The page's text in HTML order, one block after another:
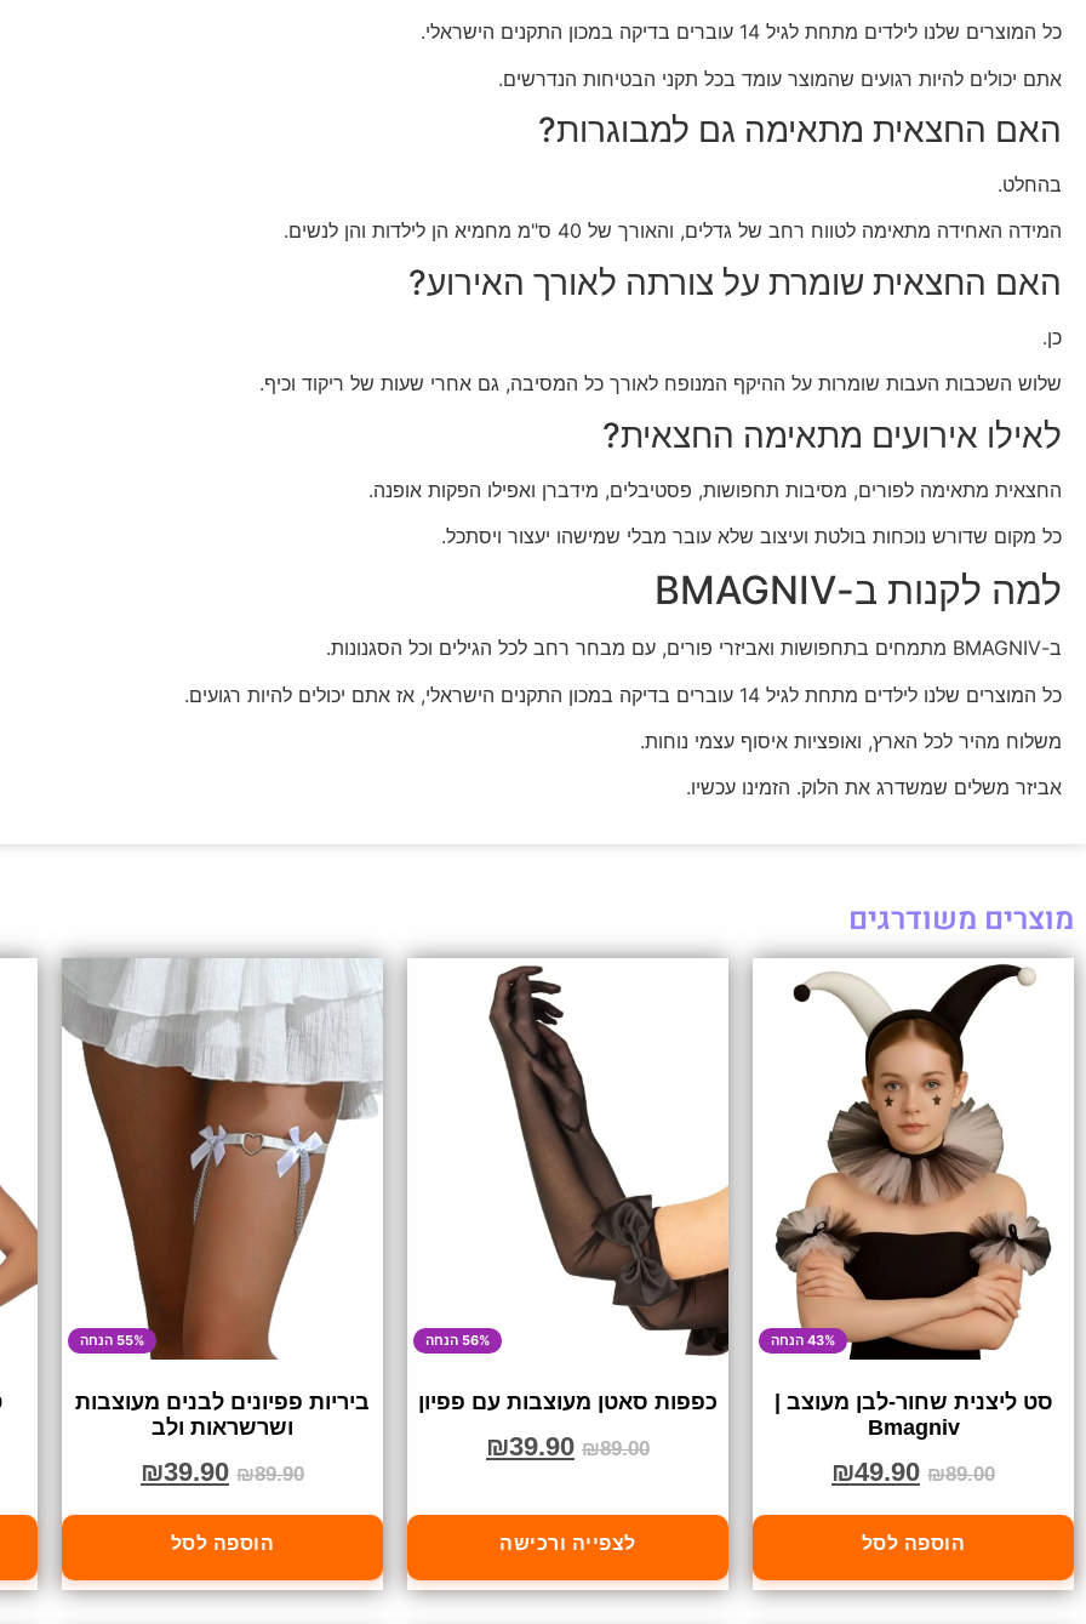
כל המוצרים שלנו לילדים מתחת לגיל 14 עוברים בדיקה במכון התקנים הישראלי.
אתם יכולים להיות רגועים שהמוצר עומד בכל תקני הבטיחות הנדרשים.
האם החצאית מתאימה גם למבוגרות?
בהחלט.
המידה האחידה מתאימה לטווח רחב של גדלים, והאורך של 40 ס"מ מחמיא הן לילדות והן לנשים.
האם החצאית שומרת על צורתה לאורך האירוע?
כן.
שלוש השכבות העבות שומרות על ההיקף המנופח לאורך כל המסיבה, גם אחרי שעות של ריקוד וכיף.
לאילו אירועים מתאימה החצאית?
החצאית מתאימה לפורים, מסיבות תחפושות, פסטיבלים, מידברן ואפילו הפקות אופנה.
כל מקום שדורש נוכחות בולטת ועיצוב שלא עובר מבלי שמישהו יעצור ויסתכל.
למה לקנות ב-BMAGNIV
ב-BMAGNIV מתמחים בתחפושות ואביזרי פורים, עם מבחר רחב לכל הגילים וכל הסגנונות.
כל המוצרים שלנו לילדים מתחת לגיל 14 עוברים בדיקה במכון התקנים הישראלי, אז אתם יכולים להיות רגועים.
משלוח מהיר לכל הארץ, ואופציות איסוף עצמי נוחות.
אביזר משלים שמשדרג את הלוק. הזמינו עכשיו.
מוצרים משודרגים
43% הנחה
סט ליצנית שחור-לבן מעוצב |
Bmagniv
₪89.00
₪49.90
הוספה לסל
56% הנחה
כפפות סאטן מעוצבות עם פפיון
₪89.00
₪39.90
לצפייה ורכישה
55% הנחה
ביריות פפיונים לבנים מעוצבות
ושרשראות ולב
₪89.90
₪39.90
הוספה לסל